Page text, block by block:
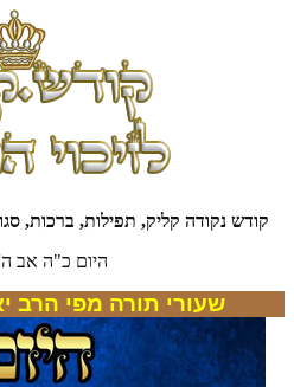
קודש נקודה קליק, תפילות, ברכות,
היום כ"ה אב
שעורי תורה מפי הרב